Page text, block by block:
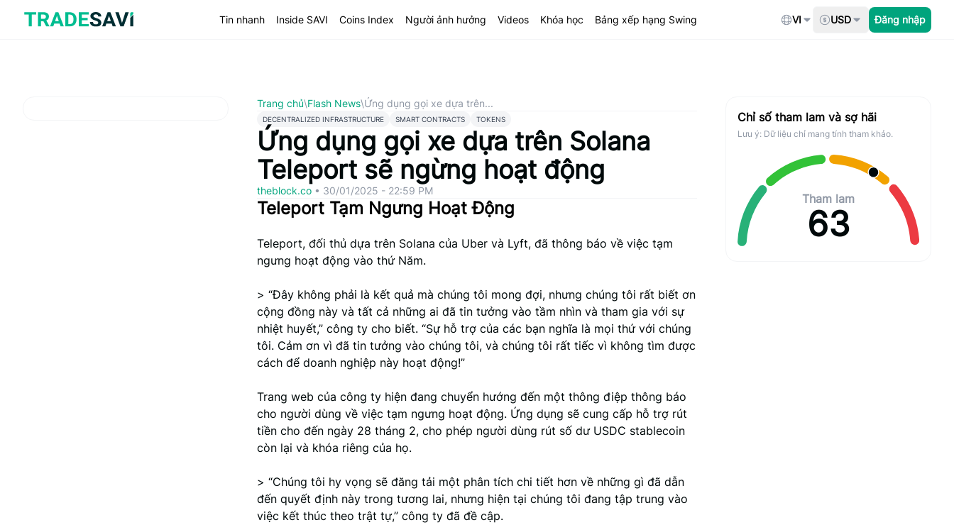
Tin nhanh Inside SAVI Coins Index Người ảnh hưởng Videos Khóa học Bảng xếp hạng Swing VI USD Đăng nhập
Trang chủ\Flash News\Ứng dụng gọi xe dựa trên...
DECENTRALIZED INFRASTRUCTURE SMART CONTRACTS TOKENS
Ứng dụng gọi xe dựa trên Solana
Teleport sẽ ngừng hoạt động
theblock.co • 30/01/2025 - 22:59 PM
Teleport Tạm Ngưng Hoạt Động
Teleport, đối thủ dựa trên Solana của Uber và Lyft, đã thông báo về việc tạm
ngưng hoạt động vào thứ Năm.
> “Đây không phải là kết quả mà chúng tôi mong đợi, nhưng chúng tôi rất biết ơn
cộng đồng này và tất cả những ai đã tin tưởng vào tầm nhìn và tham gia với sự
nhiệt huyết,” công ty cho biết. “Sự hỗ trợ của các bạn nghĩa là mọi thứ với chúng
tôi. Cảm ơn vì đã tin tưởng vào chúng tôi, và chúng tôi rất tiếc vì không tìm được
cách để doanh nghiệp này hoạt động!”
Trang web của công ty hiện đang chuyển hướng đến một thông điệp thông báo
cho người dùng về việc tạm ngưng hoạt động. Ứng dụng sẽ cung cấp hỗ trợ rút
tiền cho đến ngày 28 tháng 2, cho phép người dùng rút số dư USDC stablecoin
còn lại và khóa riêng của họ.
> “Chúng tôi hy vọng sẽ đăng tải một phân tích chi tiết hơn về những gì đã dẫn
đến quyết định này trong tương lai, nhưng hiện tại chúng tôi đang tập trung vào
việc kết thúc theo trật tự,” công ty đã đề cập.
Chỉ số tham lam và sợ hãi
Lưu ý: Dữ liệu chỉ mang tính tham khảo.
Tham lam
63